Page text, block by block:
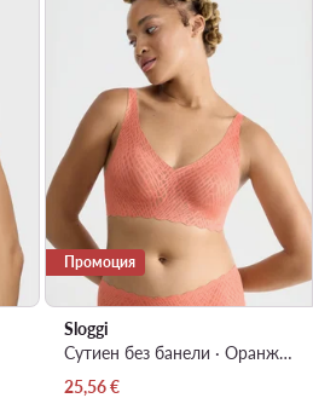
Промоция
Sloggi
Сутиен без банели · Оранжев
Актуална цена
25,56€